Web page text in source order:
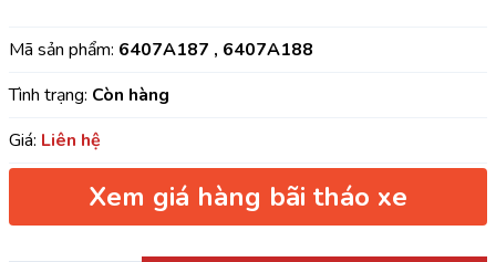
Mã sản phẩm: 6407A187 , 6407A188
Tình trạng: Còn hàng
Giá: Liên hệ
Xem giá hàng bãi tháo xe